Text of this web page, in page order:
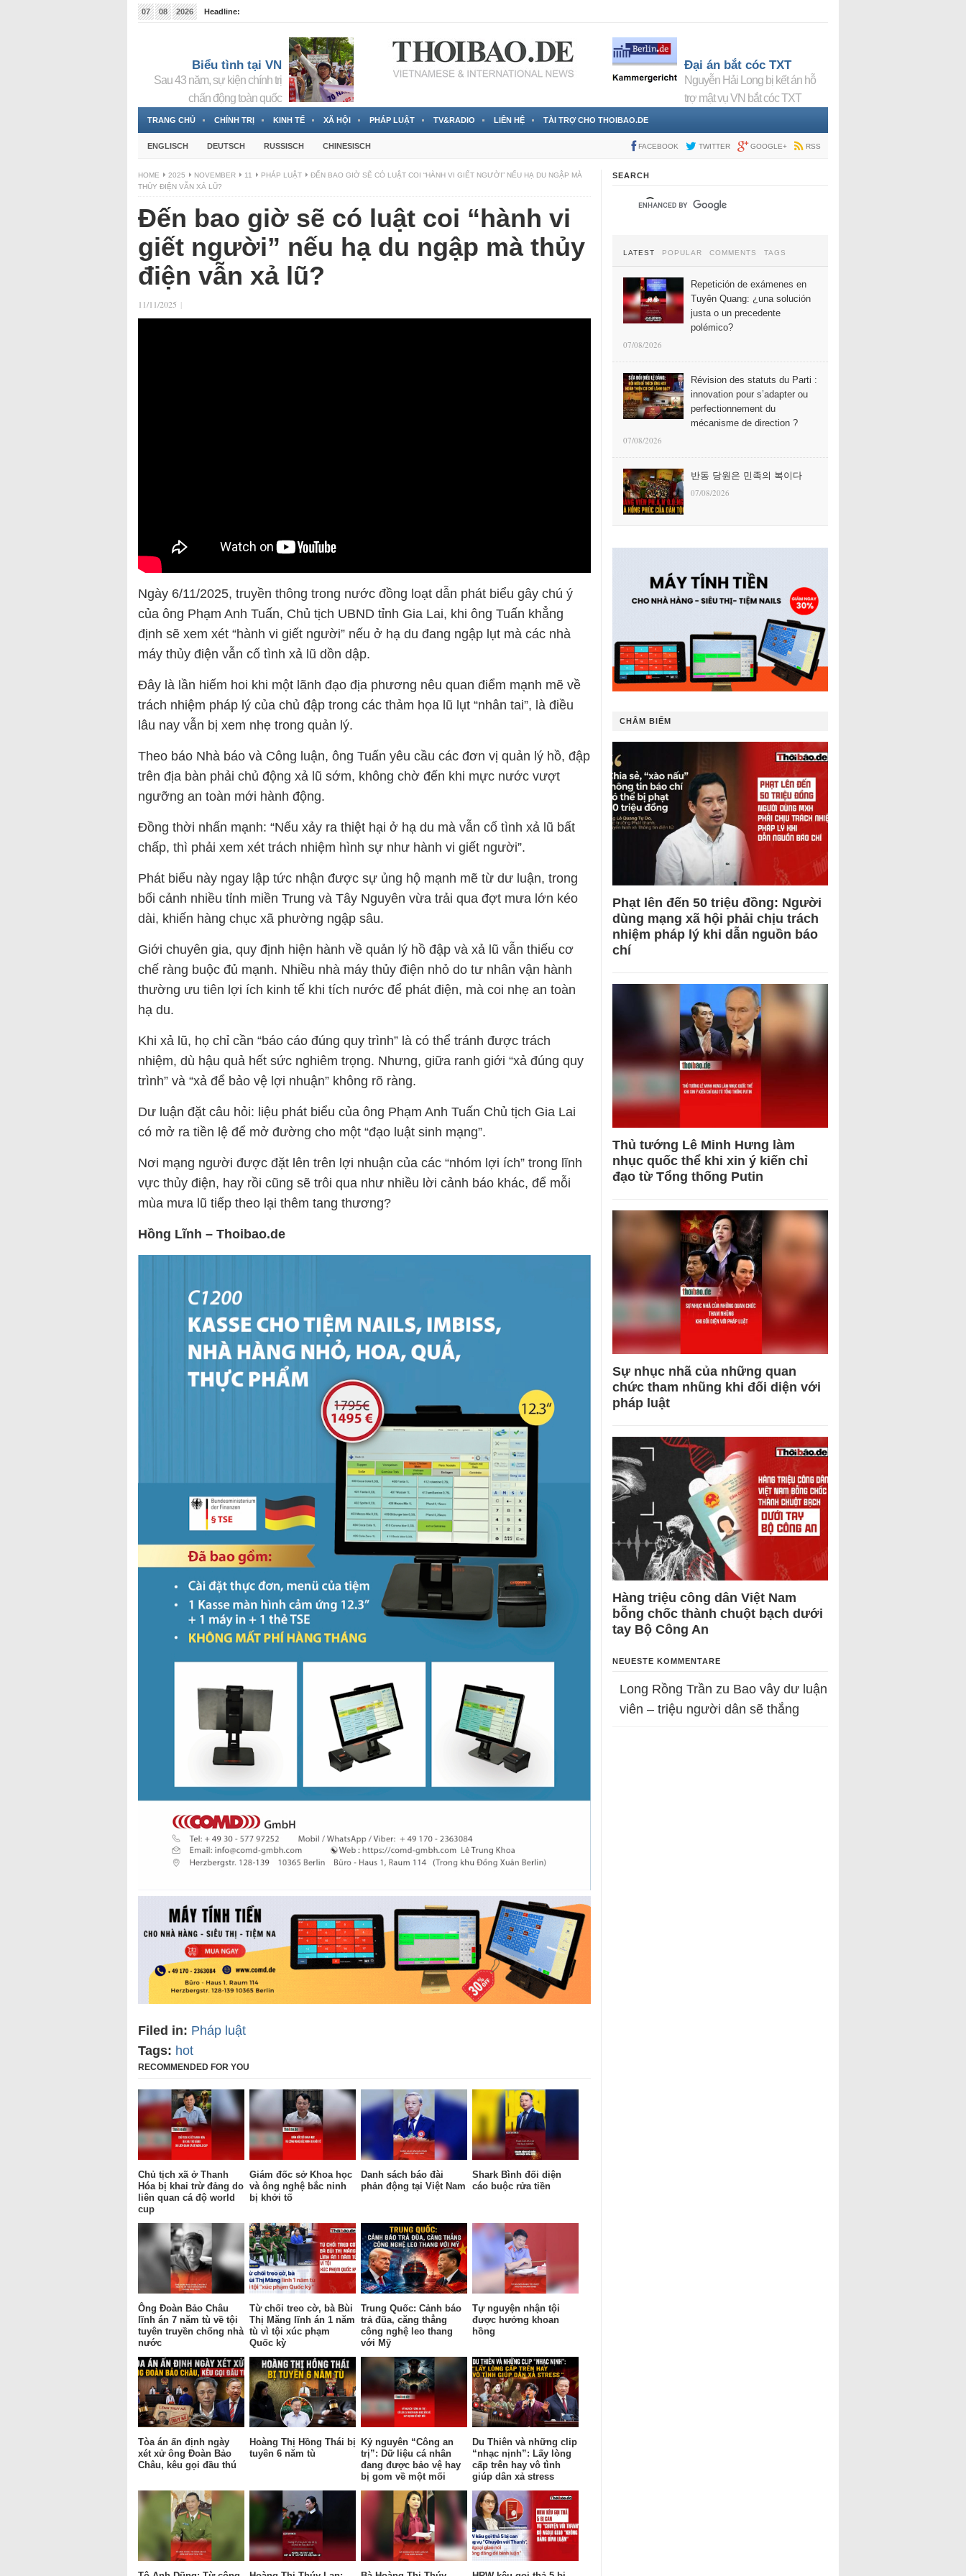
07 08 2026
Headline:
Biểu tình tại VN
Sau 43 năm, sự kiện chính trị
chấn động toàn quốc
Đại án bắt cóc TXT
Nguyễn Hải Long bị kết án hỗ
trợ mật vụ VN bắt cóc TXT
TRANG CHỦ CHÍNH TRỊ KINH TẾ XÃ HỘI PHÁP LUẬT TV&RADIO LIÊN HỆ TÀI TRỢ CHO THOIBAO.DE
ENGLISCH DEUTSCH RUSSISCH CHINESISCH FACEBOOK TWITTER GOOGLE+ RSS
HOME 2025 NOVEMBER 11 PHÁP LUẬT
ĐẾN BAO GIỜ SẼ CÓ LUẬT COI “HÀNH VI GIẾT NGƯỜI” NẾU HẠ DU NGẬP MÀ
THỦY ĐIỆN VẪN XẢ LŨ?
Đến bao giờ sẽ có luật coi “hành vi
giết người” nếu hạ du ngập mà thủy
điện vẫn xả lũ?
11/11/2025 |
Ngày 6/11/2025, truyền thông trong nước đồng loạt dẫn phát biểu gây chú ý
của ông Phạm Anh Tuấn, Chủ tịch UBND tỉnh Gia Lai, khi ông Tuấn khẳng
định sẽ xem xét “hành vi giết người” nếu ở hạ du đang ngập lụt mà các nhà
máy thủy điện vẫn cố tình xả lũ dồn dập.
Đây là lần hiếm hoi khi một lãnh đạo địa phương nêu quan điểm mạnh mẽ về
trách nhiệm pháp lý của chủ đập trong các thảm họa lũ lụt “nhân tai”, là điều
lâu nay vẫn bị xem nhẹ trong quản lý.
Theo báo Nhà báo và Công luận, ông Tuấn yêu cầu các đơn vị quản lý hồ, đập
trên địa bàn phải chủ động xả lũ sớm, không chờ đến khi mực nước vượt
ngưỡng an toàn mới hành động.
Đồng thời nhấn mạnh: “Nếu xảy ra thiệt hại ở hạ du mà vẫn cố tình xả lũ bất
chấp, thì phải xem xét trách nhiệm hình sự như hành vi giết người”.
Phát biểu này ngay lập tức nhận được sự ủng hộ mạnh mẽ từ dư luận, trong
bối cảnh nhiều tỉnh miền Trung và Tây Nguyên vừa trải qua đợt mưa lớn kéo
dài, khiến hàng chục xã phường ngập sâu.
Giới chuyên gia, quy định hiện hành về quản lý hồ đập và xả lũ vẫn thiếu cơ
chế ràng buộc đủ mạnh. Nhiều nhà máy thủy điện nhỏ do tư nhân vận hành
thường ưu tiên lợi ích kinh tế khi tích nước để phát điện, mà coi nhẹ an toàn
hạ du.
Khi xả lũ, họ chỉ cần “báo cáo đúng quy trình” là có thể tránh được trách
nhiệm, dù hậu quả hết sức nghiêm trọng. Nhưng, giữa ranh giới “xả đúng quy
trình” và “xả để bảo vệ lợi nhuận” không rõ ràng.
Dư luận đặt câu hỏi: liệu phát biểu của ông Phạm Anh Tuấn Chủ tịch Gia Lai
có mở ra tiền lệ để mở đường cho một “đạo luật sinh mạng”.
Nơi mạng người được đặt lên trên lợi nhuận của các “nhóm lợi ích” trong lĩnh
vực thủy điện, hay rồi cũng sẽ trôi qua như nhiều lời cảnh báo khác, để mỗi
mùa mưa lũ tiếp theo lại thêm tang thương?
Hồng Lĩnh – Thoibao.de
Filed in: Pháp luật
Tags: hot
RECOMMENDED FOR YOU
Chủ tịch xã ở Thanh
Hóa bị khai trừ đảng do
liên quan cá độ world
cup
Giám đốc sở Khoa học
và ông nghệ bắc ninh
bị khởi tố
Danh sách báo đài
phản động tại Việt Nam
Shark Bình đối diện
cáo buộc rửa tiền
Ông Đoàn Bảo Châu
lĩnh án 7 năm tù về tội
tuyên truyền chống nhà
nước
Từ chối treo cờ, bà Bùi
Thị Măng lĩnh án 1 năm
tù vì tội xúc phạm
Quốc kỳ
Trung Quốc: Cảnh báo
trả đũa, căng thẳng
công nghệ leo thang
với Mỹ
Tự nguyện nhận tội
được hưởng khoan
hồng
Tòa án ấn định ngày
xét xử ông Đoàn Bảo
Châu, kêu gọi đầu thú
Hoàng Thị Hồng Thái bị
tuyên 6 năm tù
Kỷ nguyên “Công an
trị”: Dữ liệu cá nhân
đang được bảo vệ hay
bị gom về một mối
Du Thiên và những clip
“nhạc nịnh”: Lấy lòng
cấp trên hay vô tình
giúp dân xả stress
SEARCH
LATEST POPULAR COMMENTS TAGS
Repetición de exámenes en
Tuyên Quang: ¿una solución
justa o un precedente
polémico?
07/08/2026
Révision des statuts du Parti :
innovation pour s’adapter ou
perfectionnement du
mécanisme de direction ?
07/08/2026
반동 당원은 민족의 복이다
07/08/2026
CHÂM BIẾM
Phạt lên đến 50 triệu đồng: Người
dùng mạng xã hội phải chịu trách
nhiệm pháp lý khi dẫn nguồn báo
chí
Thủ tướng Lê Minh Hưng làm
nhục quốc thể khi xin ý kiến chỉ
đạo từ Tổng thống Putin
Sự nhục nhã của những quan
chức tham nhũng khi đối diện với
pháp luật
Hàng triệu công dân Việt Nam
bỗng chốc thành chuột bạch dưới
tay Bộ Công An
NEUESTE KOMMENTARE
Long Rồng Trần zu Bao vây dư luận
viên – triệu người dân sẽ thắng